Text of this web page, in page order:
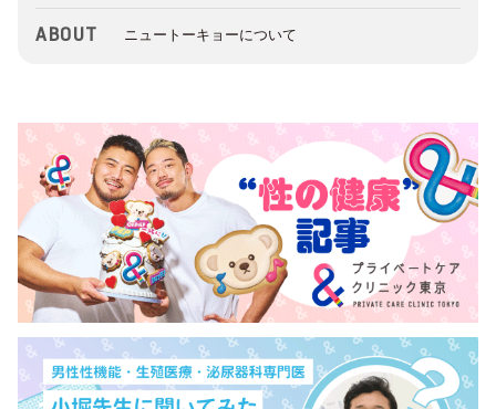
ABOUT ニュートーキョーについて